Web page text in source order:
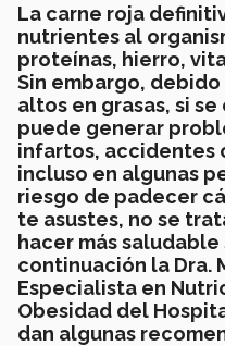
La carne roja
nutrientes al
proteínas, hierro,
Sin embargo,
altos en grasas, si
puede generar
infartos, accidentes
incluso en algunas
riesgo de padecer
te asustes, no se
hacer más saludable
continuación la Dra.
Especialista en
Obesidad del
dan algunas